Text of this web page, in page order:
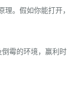
。假如你能打开，
倒霉的环境，赢利时